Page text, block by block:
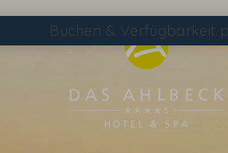
Buchen & Verfügbarkeit
Suchen
DAS AHLBECK
WETTER & WEBCAM